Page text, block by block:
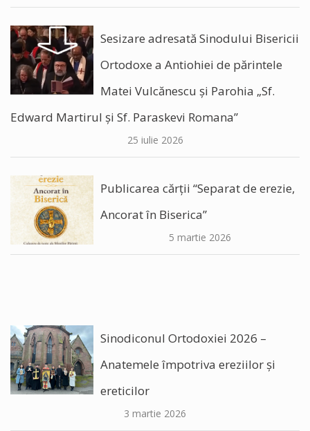
Sesizare adresată Sinodului Bisericii
Ortodoxe a Antiohiei de părintele
Matei Vulcănescu și Parohia „Sf.
Edward Martirul și Sf. Paraskevi Romana”
25 iulie 2026
Publicarea cărții “Separat de erezie,
Ancorat în Biserica”
5 martie 2026
Sinodiconul Ortodoxiei 2026 –
Anatemele împotriva ereziilor şi
ereticilor
3 martie 2026